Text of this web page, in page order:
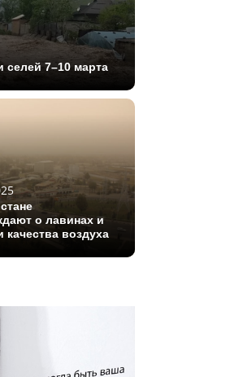
селей 7–10 марта
о лавинах и
качества воздуха